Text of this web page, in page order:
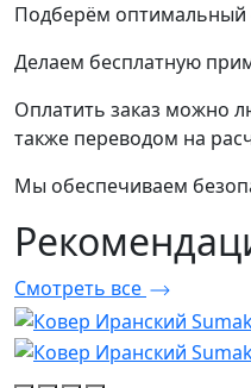
Подберём оптимальный
Делаем бесплатную
Оплатить заказ можно
также переводом на
Мы обеспечиваем
Смотреть все